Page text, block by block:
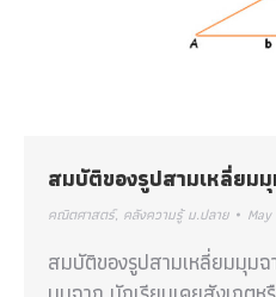
สมบัติของรูปสามเหลี่ยม
คณิตศาสตร์, คลังความรู้ ม.ปลาย
สมบัติของรูปสามเหลี่ยมมุม